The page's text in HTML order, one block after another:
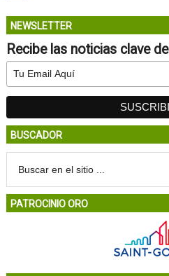
NEWSLETTER
Recibe las noticias clave
BUSCADOR
PATROCINIO ORO